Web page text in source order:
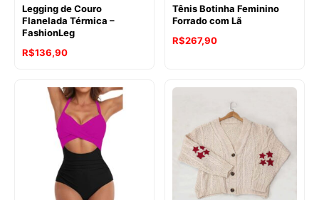
Legging de Couro
Flanelada Térmica –
FashionLeg
R$136,90
Tênis Botinha Feminino
Forrado com Lã
R$267,90